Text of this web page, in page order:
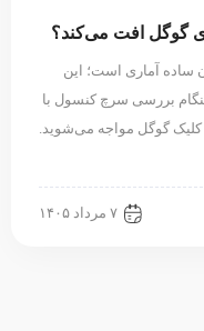
گوگل افت می‌کند؟
ساده آماری است؛ این
بررسی سرچ کنسول با
کلیک گوگل مواجه می‌شوید.
۷ مرداد ۱۴۰۵